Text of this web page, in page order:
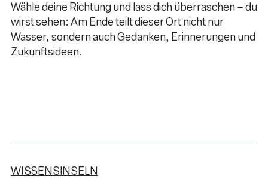
Wähle deine Richtung und lass dich überraschen – du
wirst sehen: Am Ende teilt dieser Ort nicht nur
Wasser, sondern auch Gedanken, Erinnerungen und
Zukunftsideen.
WISSENSINSELN